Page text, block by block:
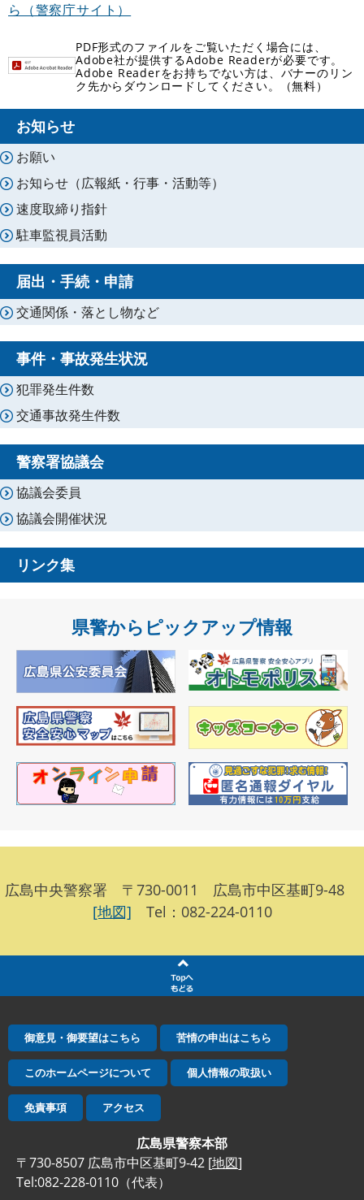
ら（警察庁サイト）
PDF形式のファイルをご覧いただく場合には、
Adobe社が提供するAdobe Readerが必要です。
Adobe Readerをお持ちでない方は、バナーのリン
ク先からダウンロードしてください。（無料）
お知らせ
お願い
お知らせ（広報紙・行事・活動等）
速度取締り指針
駐車監視員活動
届出・手続・申請
交通関係・落とし物など
事件・事故発生状況
犯罪発生件数
交通事故発生件数
警察署協議会
協議会委員
協議会開催状況
リンク集
県警からピックアップ情報
広島中央警察署 〒730-0011 広島市中区基町9-48
[地図] Tel：082-224-0110
御意見・御要望はこちら 苦情の申出はこちら
このホームページについて 個人情報の取扱い
免責事項 アクセス
広島県警察本部
〒730-8507 広島市中区基町9-42 [地図]
Tel:082-228-0110（代表）